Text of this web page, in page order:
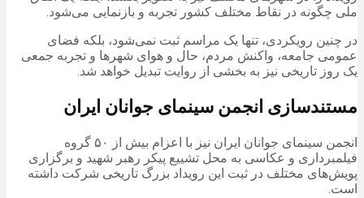
ملی چگونه در نقاط مختلف کشور تجربه و بازنمایی می‌شود.
در چنین رویکردی، تنها یک مراسم ثبت نمی‌شود، بلکه فضای
عمومی جامعه، واکنش مردم، حال و هوای شهرها و تجربه جمعی
یک روز تاریخی نیز به بخشی از روایت تبدیل خواهد شد.
مستندسازی انجمن سینمای جوانان ایران
انجمن سینمای جوانان ایران نیز با اعزام بیش از ۵۰ گروه
فیلمبرداری و عکاسی به محل تشییع پیکر رهبر شهید و برگزاری
پویش‌های مختلف در ثبت این رویداد بزرگ تاریخی شرکت داشته‌
است.